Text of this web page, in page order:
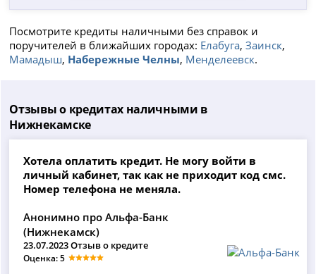
Посмотрите кредиты наличными без справок и
поручителей в ближайших городах: Елабуга,Заинск,
Мамадыш, Набережные Челны, Менделеевск.
Отзывы о кредитах наличными в
Нижнекамске
Хотела оплатить кредит. Не могу войти в
личный кабинет, так как не приходит код смс.
Номер телефона не меняла.
Анонимно про Альфа-Банк
(Нижнекамск)
23.07.2023 Отзыв о кредите
Оценка: 5